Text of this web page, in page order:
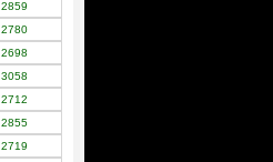
2859
2780
2698
3058
2712
2855
2719